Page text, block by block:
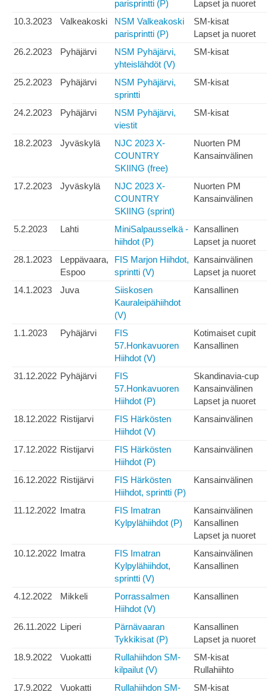
parisprintti (P)
Lapset ja nuoret
10.3.2023
Valkeakoski
NSM Valkeakoski
parisprintti (P)
SM-kisat
Lapset ja nuoret
26.2.2023
Pyhäjärvi
NSM Pyhäjärvi,
yhteislähdöt (V)
SM-kisat
25.2.2023 Pyhäjärvi
NSM Pyhäjärvi,
sprintti
SM-kisat
24.2.2023 Pyhäjärvi
NSM Pyhäjärvi,
viestit
SM-kisat
18.2.2023 Jyväskylä
NJC 2023 X-
COUNTRY
SKIING (free)
Nuorten PM
Kansainvälinen
17.2.2023 Jyväskylä
NJC 2023 X-
COUNTRY
SKIING (sprint)
Nuorten PM
Kansainvälinen
5.2.2023 Lahti
MiniSalpausselkä -
hiihdot (P)
Kansallinen
Lapset ja nuoret
28.1.2023
Leppävaara,
Espoo
FIS Marjon Hiihdot,
sprintti (V)
Kansainvälinen
Lapset ja nuoret
14.1.2023
Juva
Siiskosen
Kauraleipähiihdot
(V)
Kansallinen
1.1.2023 Pyhäjärvi
FIS
57.Honkavuoren
Hiihdot (V)
Kotimaiset cupit
Kansallinen
31.12.2022 Pyhäjärvi
FIS
57.Honkavuoren
Hiihdot (P)
Skandinavia-cup
Kansainvälinen
Lapset ja nuoret
18.12.2022 Ristijarvi
FIS Härkösten
Hiihdot (V)
Kansainvälinen
17.12.2022 Ristijarvi
FIS Härkösten
Hiihdot (P)
Kansainvälinen
16.12.2022 Ristijärvi
FIS Härkösten
Hiihdot, sprintti (P)
Kansainvälinen
11.12.2022 Imatra
FIS Imatran
Kylpylähiihdot (P)
Kansainvälinen
Kansallinen
Lapset ja nuoret
10.12.2022 Imatra
FIS Imatran
Kylpylähiihdot,
sprintti (V)
Kansainvälinen
Kansallinen
4.12.2022 Mikkeli
Porrassalmen
Hiihdot (V)
Kansallinen
26.11.2022 Liperi
Pärnävaaran
Tykkikisat (P)
Kansallinen
Lapset ja nuoret
18.9.2022
Vuokatti
Rullahiihdon SM-
kilpailut (V)
SM-kisat
Rullahiihto
17.9.2022
Vuokatti Rullahiihdon SM- SM-kisat